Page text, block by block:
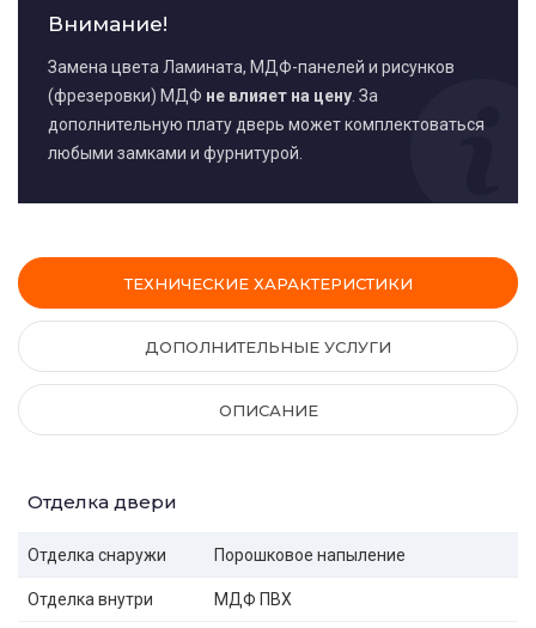
Внимание!
Замена цвета Ламината, МДФ-панелей и рисунков
(фрезеровки) МДФ не влияет на цену . За
дополнительную плату дверь может комплектоваться
любыми замками и фурнитурой.
ТЕХНИЧЕСКИЕ ХАРАКТЕРИСТИКИ
ДОПОЛНИТЕЛЬНЫЕ УСЛУГИ
ОПИСАНИЕ
Отделка двери
Отделка снаружи Порошковое напыление
Отделка внутри МДФ ПВХ